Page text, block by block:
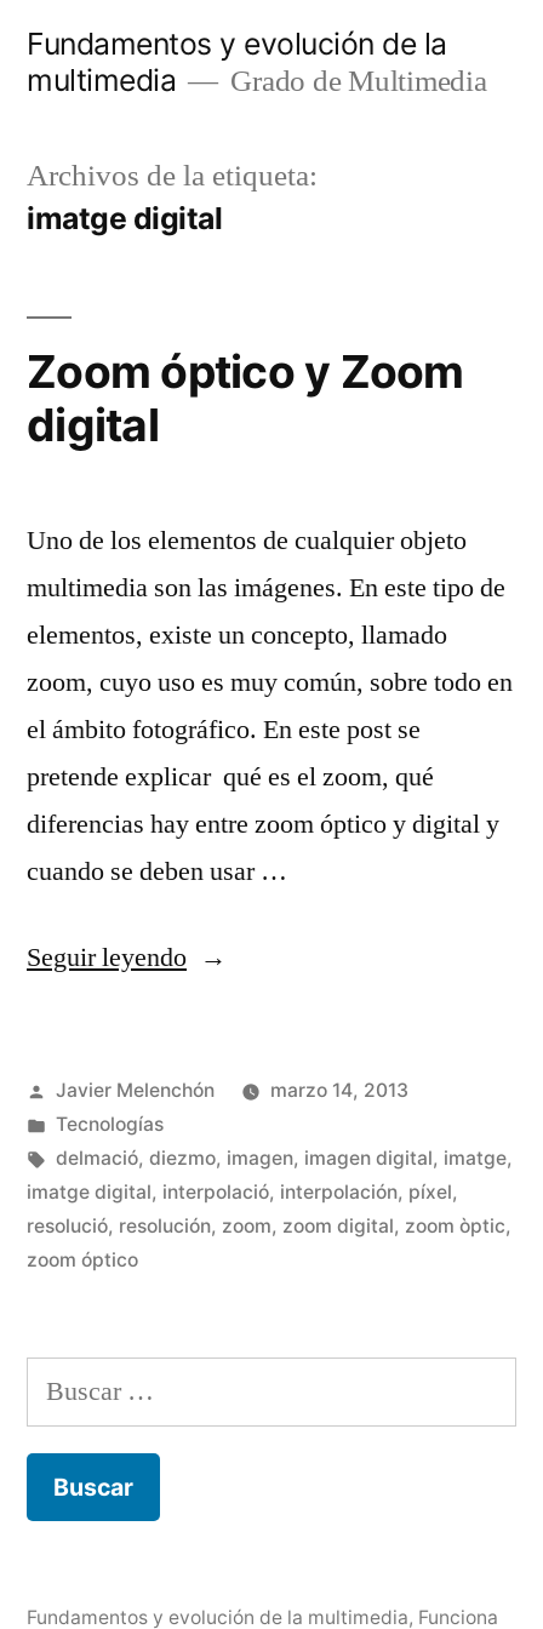
Fundamentos y evolución de la
multimedia
Grado de Multimedia
Archivos de la etiqueta:
imatge digital
Zoom óptico y Zoom
digital
Uno de los elementos de cualquier objeto
multimedia son las imágenes. En este tipo de
elementos, existe un concepto, llamado
zoom, cuyo uso es muy común, sobre todo en
el ámbito fotográfico. En este post se
pretende explicar qué es el zoom, qué
diferencias hay entre zoom óptico y digital y
cuando se deben usar …
Seguir leyendo«Zoom
Zoom
digital»
Publicado
por
Javier Melenchón
marzo 14, 2013
Publicado
en
Tecnologías
Etiquetas:
delmació, diezmo, imagen, imagen digital, imatge,
imatge digital, interpolació, interpolación, píxel,
resolució, resolución, zoom, zoom digital, zoom òptic,
zoom óptico
Buscar:
Fundamentos y evolución de la multimedia, Funciona